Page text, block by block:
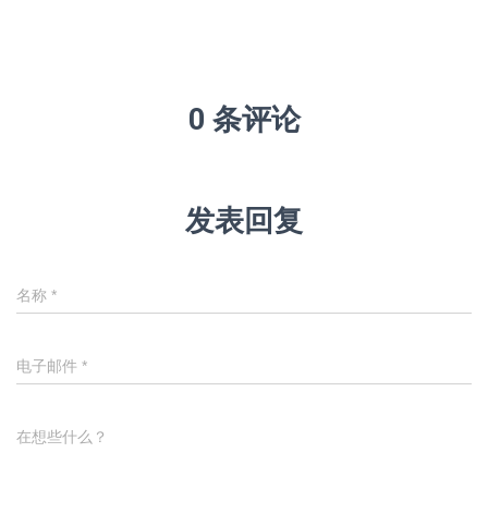
0 条评论
发表回复
名称 *
电子邮件 *
在想些什么？